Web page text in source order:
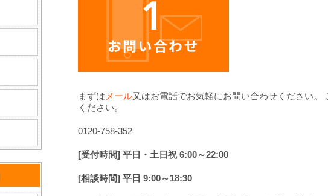
まずは メール又はお電話でお気軽にお問い合わせください
ください。
0120-758-352
[受付時間] 平日・土日祝 6:00～22:00
[相談時間] 平日 9:00～18:30